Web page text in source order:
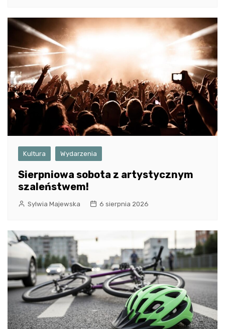
Kultura Wydarzenia
Sierpniowa sobota z artystycznym
szaleństwem!
Sylwia Majewska 6 sierpnia 2026